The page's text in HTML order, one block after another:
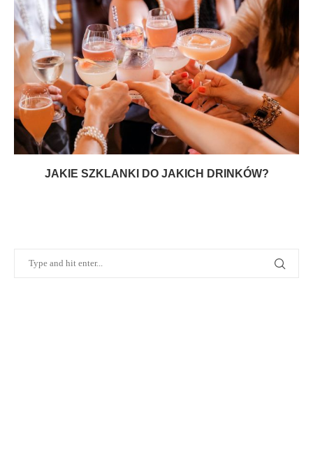
JAKIE SZKLANKI DO JAKICH DRINKÓW?